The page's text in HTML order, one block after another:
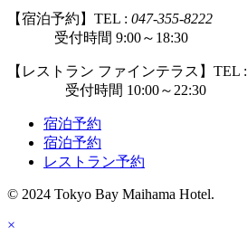
【宿泊予約】TEL : 047-355-8222
受付時間 9:00～18:30
【レストラン ファインテラス】TEL :
受付時間 10:00～22:30
宿泊予約
宿泊予約
レストラン予約
© 2024 Tokyo Bay Maihama Hotel.
×